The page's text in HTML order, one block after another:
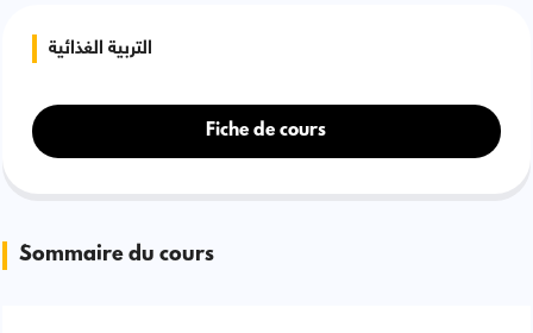
التربية الغذائية
Fiche de cours
Sommaire du cours